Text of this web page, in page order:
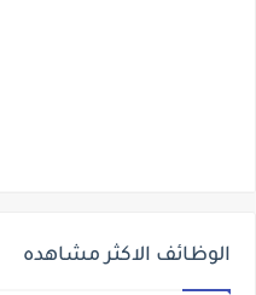
الوظائف الاكثر مشاهده